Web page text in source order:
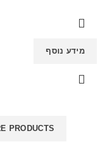
מידע נוסף
PRODUCTS